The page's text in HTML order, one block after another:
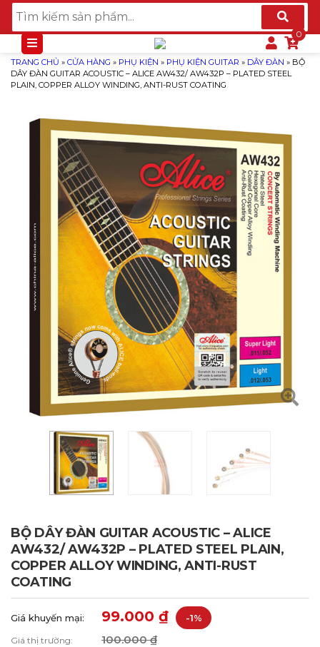
TRANG CHỦ » CỬA HÀNG » PHỤ KIỆN » PHỤ KIỆN GUITAR » DÂY ĐÀN » BỘ
DÂY ĐÀN GUITAR ACOUSTIC – ALICE AW432/ AW432P – PLATED STEEL
PLAIN, COPPER ALLOY WINDING, ANTI-RUST COATING
BỘ DÂY ĐÀN GUITAR ACOUSTIC – ALICE
AW432/ AW432P – PLATED STEEL PLAIN,
COPPER ALLOY WINDING, ANTI-RUST
COATING
Giá khuyến mại: 99.000 ₫ -1%
Giá thị trường: 100.000₫